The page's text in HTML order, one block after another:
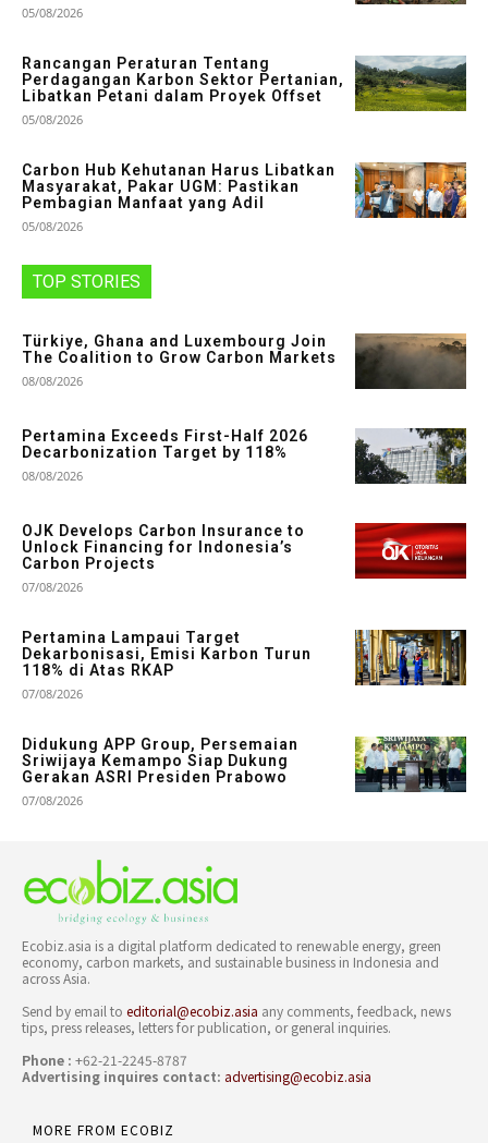
05/08/2026
Rancangan Peraturan Tentang
Perdagangan Karbon Sektor Pertanian,
Libatkan Petani dalam Proyek Offset
05/08/2026
Carbon Hub Kehutanan Harus Libatkan
Masyarakat, Pakar UGM: Pastikan
Pembagian Manfaat yang Adil
05/08/2026
TOP STORIES
Türkiye, Ghana and Luxembourg Join
The Coalition to Grow Carbon Markets
08/08/2026
Pertamina Exceeds First-Half 2026
Decarbonization Target by 118%
08/08/2026
OJK Develops Carbon Insurance to
Unlock Financing for Indonesia’s
Carbon Projects
07/08/2026
Pertamina Lampaui Target
Dekarbonisasi, Emisi Karbon Turun
118% di Atas RKAP
07/08/2026
Didukung APP Group, Persemaian
Sriwijaya Kemampo Siap Dukung
Gerakan ASRI Presiden Prabowo
07/08/2026
Ecobiz.asia is a digital platform dedicated to renewable energy, green
economy, carbon markets, and sustainable business in Indonesia and
across Asia.
Send by email to editorial@ecobiz.asia any comments, feedback, news
tips, press releases, letters for publication, or general inquiries.
Phone : +62-21-2245-8787
Advertising inquires contact: advertising@ecobiz.asia
MORE FROM ECOBIZ